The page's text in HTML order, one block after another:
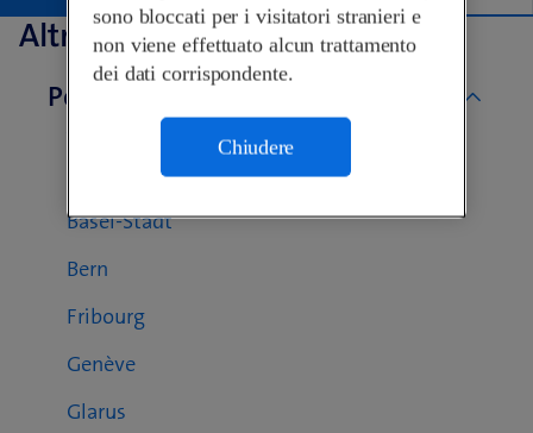
Altri Swisscom Shop
Per cantone
Basel-Landschaft
Basel-Stadt
Bern
Fribourg
Genève
Glarus
sono bloccati per i visitatori stranieri e
non viene effettuato alcun trattamento
dei dati corrispondente.
Chiudere